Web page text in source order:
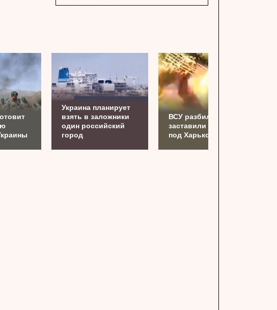
Украина планирует
взять в заложники
один российский
город
ВСУ разбили и
заставили бежать
под Харьковом